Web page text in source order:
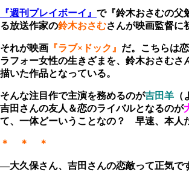
『週刊プレイボーイ』 で『鈴木おさむの父
る放送作家の鈴木おさむさんが映画監督に
それが映画 『ラブ×ドック』 だ。こちらは
ラフォー女性の生きざまを、鈴木おさむさ
描いた作品となっている。
そんな注目作で主演を務めるのが吉田羊 （
吉田さんの友人＆恋のライバルとなるのが
て、一体どーいうことなの？ 早速、本人
＊ ＊ ＊
―大久保さん、吉田さんの恋敵って正気で